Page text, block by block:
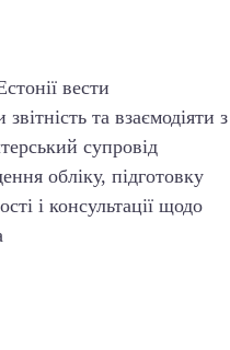
вести
та взаємодіяти з
супровід
обліку, підготовку
і консультації щодо